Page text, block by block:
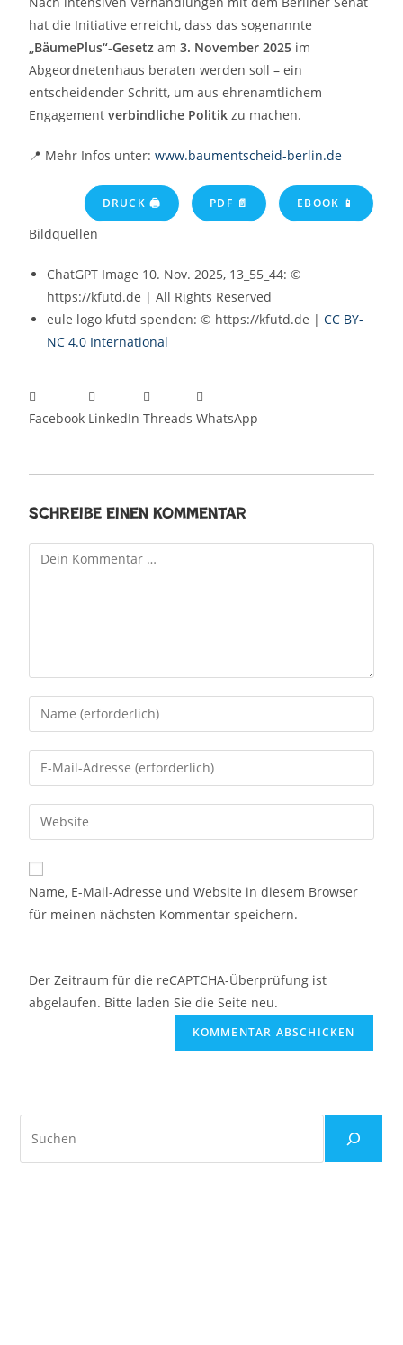
hat die Initiative erreicht, dass das sogenannte
„BäumePlus“-Gesetz am3. November 2025 im
Abgeordnetenhaus beraten werden soll – ein
entscheidender Schritt, um aus ehrenamtlichem
Engagementverbindliche Politik zu machen.
📍 Mehr Infos unter:www.baumentscheid-berlin.de
DRUCK 🖨 PDF 📄 EBOOK 📱
Bildquellen
ChatGPT Image 10. Nov. 2025, 13_55_44: ©
https://kfutd.de | All Rights Reserved
eule logo kfutd spenden: © https://kfutd.de |CC BY-
NC 4.0 International
Facebook LinkedIn Threads WhatsApp
Schreibe einen Kommentar
Name, E-Mail-Adresse und Website in diesem Browser
für meinen nächsten Kommentar speichern.
Der Zeitraum für die reCAPTCHA-Überprüfung ist
abgelaufen. Bitte laden Sie die Seite neu.